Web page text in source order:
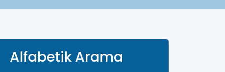
Alfabetik Arama